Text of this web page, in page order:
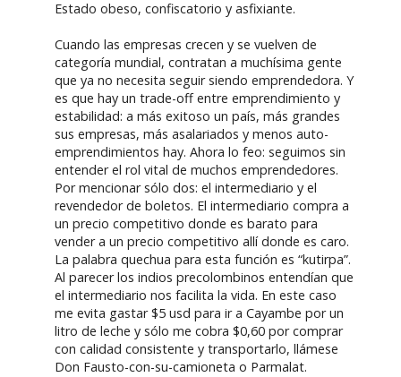
Estado obeso, confiscatorio y asfixiante.
Cuando las empresas crecen y se vuelven de
categoría mundial, contratan a muchísima gente
que ya no necesita seguir siendo emprendedora. Y
es que hay un trade-off entre emprendimiento y
estabilidad: a más exitoso un país, más grandes
sus empresas, más asalariados y menos auto-
emprendimientos hay. Ahora lo feo: seguimos sin
entender el rol vital de muchos emprendedores.
Por mencionar sólo dos: el intermediario y el
revendedor de boletos. El intermediario compra a
un precio competitivo donde es barato para
vender a un precio competitivo allí donde es caro.
La palabra quechua para esta función es “kutirpa”.
Al parecer los indios precolombinos entendían que
el intermediario nos facilita la vida. En este caso
me evita gastar $5 usd para ir a Cayambe por un
litro de leche y sólo me cobra $0,60 por comprar
con calidad consistente y transportarlo, llámese
Don Fausto-con-su-camioneta o Parmalat.